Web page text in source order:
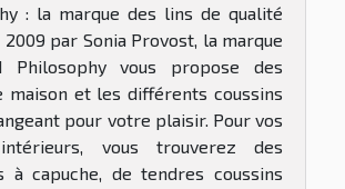
: la marque des lins de qualité
2009 par Sonia Provost, la marque
Philosophy vous propose des
maison et les différents coussins
pour votre plaisir. Pour vos
vous trouverez des
à capuche, de tendres coussins